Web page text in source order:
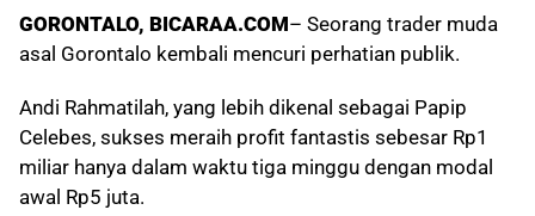
GORONTALO, BICARAA.COM– Seorang trader muda
asal Gorontalo kembali mencuri perhatian publik.
Andi Rahmatilah, yang lebih dikenal sebagai Papip
Celebes, sukses meraih profit fantastis sebesar Rp1
miliar hanya dalam waktu tiga minggu dengan modal
awal Rp5 juta.